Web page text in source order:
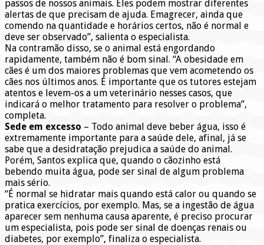
passos de nossos animais. Eles podem mostrar diferentes
alertas de que precisam de ajuda. Emagrecer, ainda que
comendo na quantidade e horários certos, não é normal e
deve ser observado”, salienta o especialista.
Na contramão disso, se o animal está engordando
rapidamente, também não é bom sinal. “A obesidade em
cães é um dos maiores problemas que vem acometendo os
cães nos últimos anos. É importante que os tutores estejam
atentos e levem-os a um veterinário nesses casos, que
indicará o melhor tratamento para resolver o problema”,
completa.
Sede em excesso – Todo animal deve beber água, isso é
extremamente importante para a saúde dele, afinal, já se
sabe que a desidratação prejudica a saúde do animal.
Porém, Santos explica que, quando o cãozinho está
bebendo muita água, pode ser sinal de algum problema
mais sério.
“É normal se hidratar mais quando está calor ou quando se
pratica exercícios, por exemplo. Mas, se a ingestão de água
aparecer sem nenhuma causa aparente, é preciso procurar
um especialista, pois pode ser sinal de doenças renais ou
diabetes, por exemplo”, finaliza o especialista.